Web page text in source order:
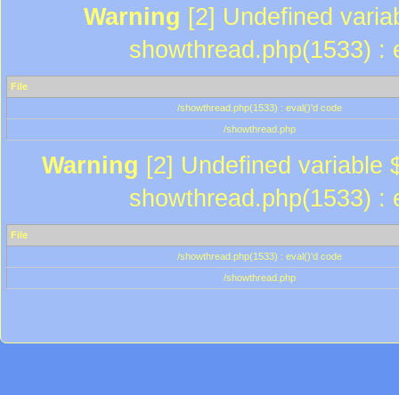
Warning [2] Undefined
showthread.php(1533) :
File
/showthread.php(1533) : eval()'d code
/showthread.php
Warning [2] Undefined variable
showthread.php(1533) :
File
/showthread.php(1533) : eval()'d code
/showthread.php